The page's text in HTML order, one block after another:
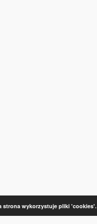
strona wykorzystuje pliki 'cookies'.